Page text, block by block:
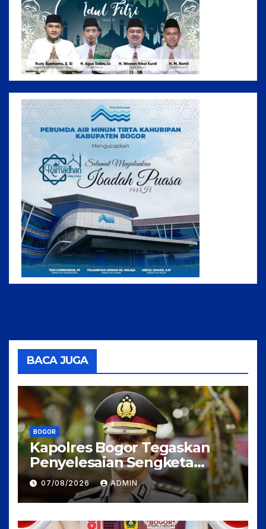
BACA JUGA
BOGOR
Kapolres Bogor Tegaskan
Penyelesaian Sengketa
Tanah Tamansari Harus
Lewat Jalur Hukum Damai
07/08/2026 ADMIN